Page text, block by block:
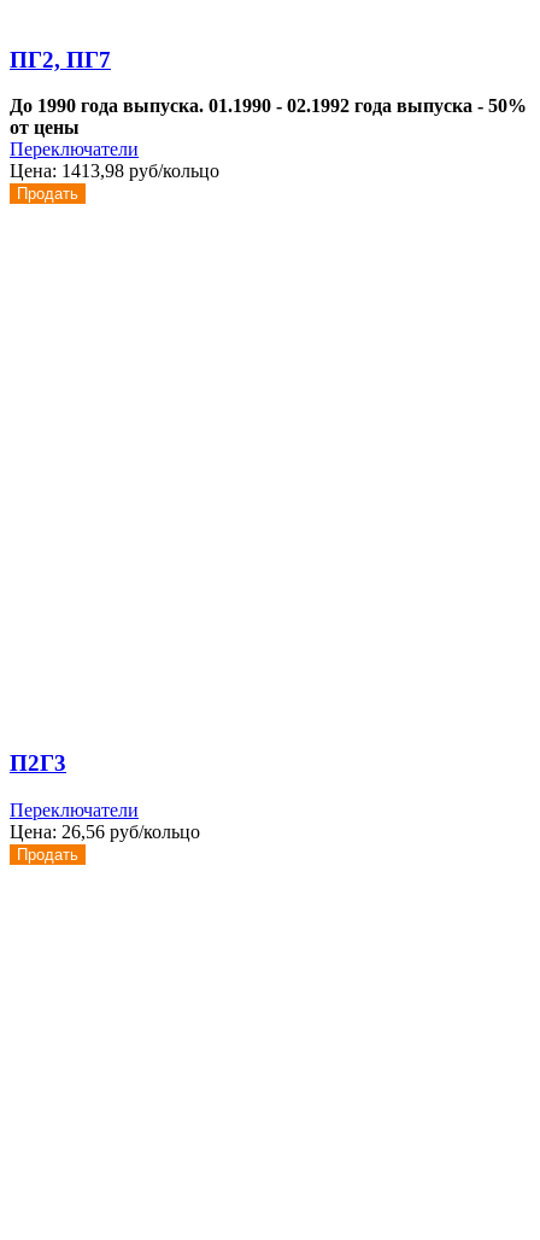
ПГ2, ПГ7
До 1990 года выпуска. 01.1990 - 02.1992 года выпуска - 50%
от цены
Переключатели
Цена: 1413,98 руб/кольцо
Продать
П2Г3
Переключатели
Цена: 26,56 руб/кольцо
Продать